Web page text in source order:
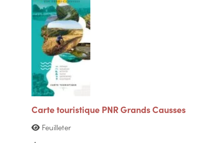
Carte touristique PNR Grands Causses
Feuilleter